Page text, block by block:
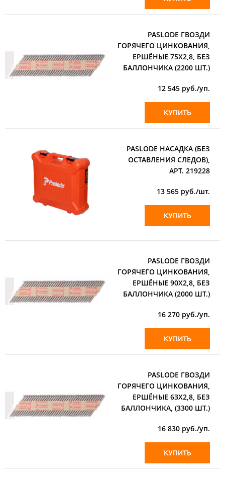
PASLODE ГВОЗДИ
ГОРЯЧЕГО ЦИНКОВАНИЯ,
ЕРШЁНЫЕ 75Х2,8, БЕЗ
БАЛЛОНЧИКА (2200 ШТ.)
12 545 руб./уп.
КУПИТЬ
PASLODE НАСАДКА (БЕЗ
ОСТАВЛЕНИЯ СЛЕДОВ),
АРТ. 219228
13 565 руб./шт.
КУПИТЬ
PASLODE ГВОЗДИ
ГОРЯЧЕГО ЦИНКОВАНИЯ,
ЕРШЁНЫЕ 90Х2,8, БЕЗ
БАЛЛОНЧИКА (2000 ШТ.)
16 270 руб./уп.
КУПИТЬ
PASLODE ГВОЗДИ
ГОРЯЧЕГО ЦИНКОВАНИЯ,
ЕРШЁНЫЕ 63Х2,8, БЕЗ
БАЛЛОНЧИКА, (3300 ШТ.)
16 830 руб./уп.
КУПИТЬ